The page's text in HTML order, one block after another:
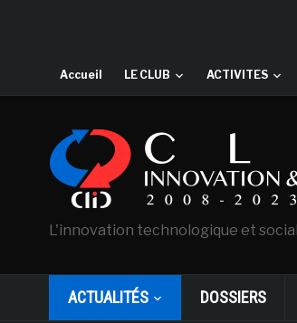
Accueil LE CLUB ACTIVITES
L'innovation technologique et
ACTUALITÉS DOSSIERS